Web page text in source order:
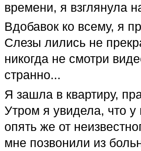
времени, я взглянула
Вдобавок ко всему, я
Слезы лились не
никогда не смотри
странно...
Я зашла в квартиру,
Утром я увидела, что
опять же от
мне позвонили из